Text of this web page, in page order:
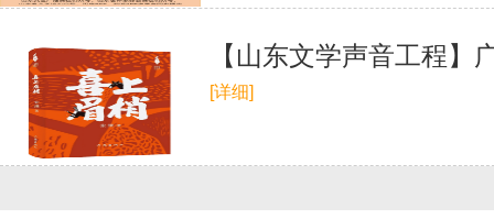
【山东文学声音工程
[详细]